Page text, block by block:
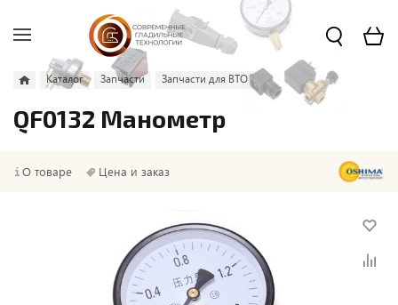
Каталог Запчасти Запчасти для ВТО
QF0132 Манометр
О товаре Цена и заказ